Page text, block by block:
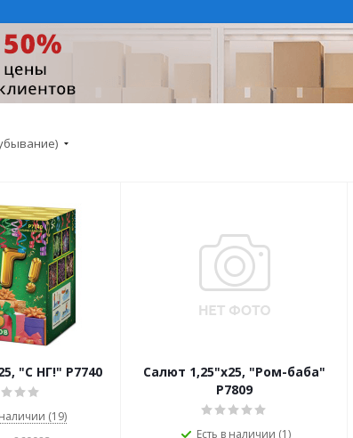
"С НГ!" Р7740
(19)
Салют 1,25"х25, "Ром-баба"
Р7809
Есть в наличии (1)